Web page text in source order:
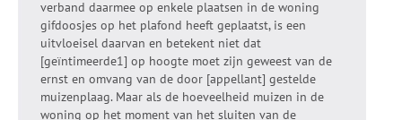
verband daarmee op enkele plaatsen in de woning
gifdoosjes op het plafond heeft geplaatst, is een
uitvloeisel daarvan en betekent niet dat
[geïntimeerde1] op hoogte moet zijn geweest van de
ernst en omvang van de door [appellant] gestelde
muizenplaag. Maar als de hoeveelheid muizen in de
woning op het moment van het sluiten van de